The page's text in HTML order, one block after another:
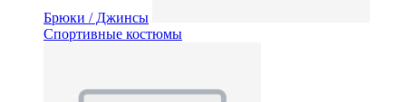
Брюки / Джинсы
Спортивные костюмы